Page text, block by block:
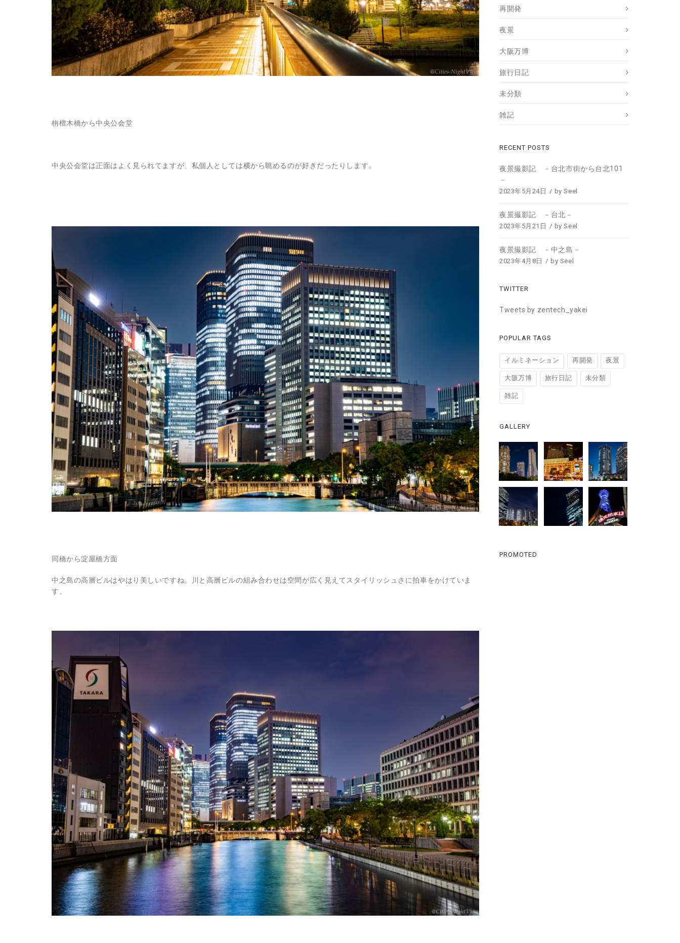
栴檀木橋から中央公会堂
中央公会堂は正面はよく見られてますが、私個人としては横から眺めるのが好きだったりします。
同橋から淀屋橋方面
中之島の高層ビルはやはり美しいですね。川と高層ビルの組み合わせは空間が広く見えてスタイリッシュさに拍車をかけていま
す。
再開発
夜景
大阪万博
旅行日記
未分類
雑記
RECENT POSTS
夜景撮影記 －台北市街から台北101
－
2023年5月24日 bySeel
夜景撮影記 －台北－
2023年5月21日 bySeel
夜景撮影記 －中之島－
2023年4月8日 by Seel
TWITTER
Tweets by zentech_yakei
POPULAR TAGS
イルミネーション 再開発 夜景
大阪万博 旅行日記 未分類
雑記
GALLERY
PROMOTED